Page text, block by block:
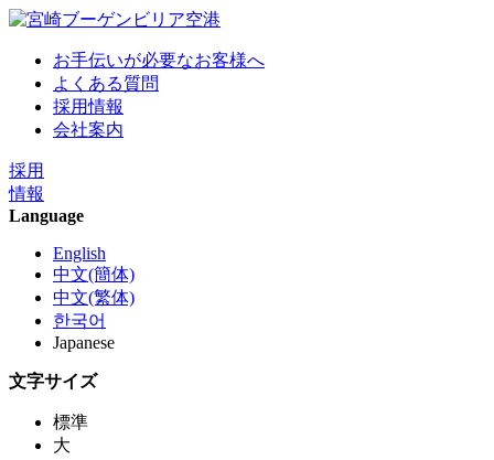
お手伝いが必要なお客様へ
よくある質問
採用情報
会社案内
採用
情報
Language
English
中文(簡体)
中文(繁体)
한국어
Japanese
文字サイズ
標準
大